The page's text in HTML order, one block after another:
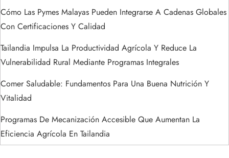
Cómo Las Pymes Malayas Pueden Integrarse A Cadenas Globales
Con Certificaciones Y Calidad
Tailandia Impulsa La Productividad Agrícola Y Reduce La
Vulnerabilidad Rural Mediante Programas Integrales
Comer Saludable: Fundamentos Para Una Buena Nutrición Y
Vitalidad
Programas De Mecanización Accesible Que Aumentan La
Eficiencia Agrícola En Tailandia